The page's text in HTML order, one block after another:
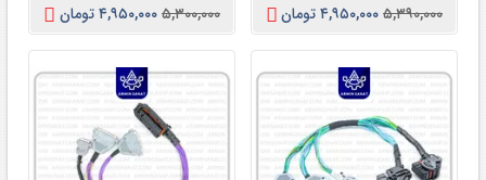
۵,۳۹۰,۰۰۰۴,۹۵۰,۰۰۰ تومان ۵,۳۰۰,۰۰۰۴,۹۵۰,۰۰۰ تومان